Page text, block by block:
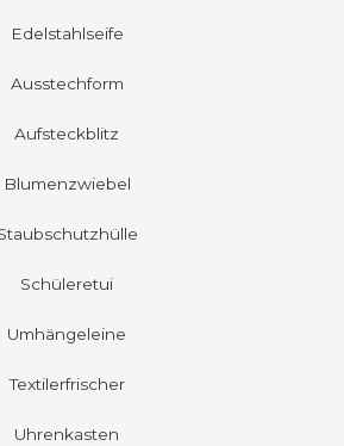
Edelstahlseife
Ausstechform
Aufsteckblitz
Blumenzwiebel
Schüleretui
Umhängeleine
Textilerfrischer
Uhrenkasten